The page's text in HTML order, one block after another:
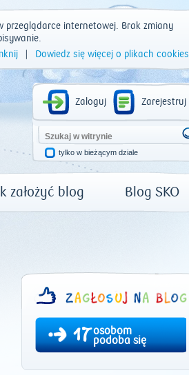
internetowej. Brak zmiany
Dowiedz się więcej o plikach cookies
Zaloguj Zarejestruj
tylko w bieżącym dziale
założyć blog Blog SKO
17osobom
podoba się